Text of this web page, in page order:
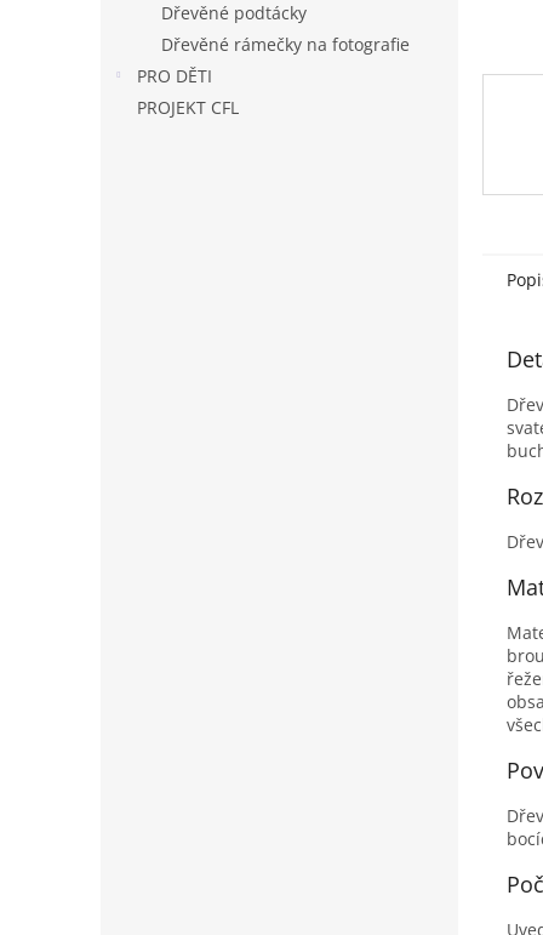
Dřevěné podtácky
Dřevěné rámečky na fotografie
PRO DĚTI
PROJEKT CFL